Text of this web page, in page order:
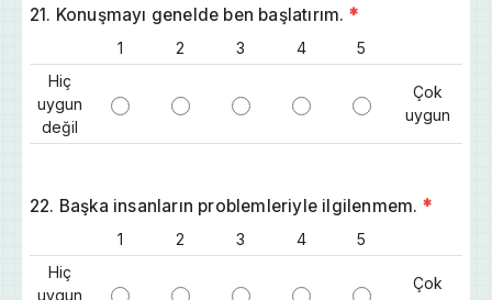
21. Konuşmayı genelde ben başlatırım. *
1 2 3 4
5
Hiç
uygun
değil
Çok
uygun
22. Başka insanların problemleriyle ilgilenmem. *
1 2 3 4
5
Hiç
uygun
Çok